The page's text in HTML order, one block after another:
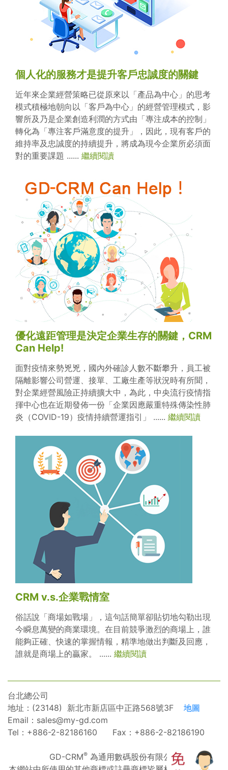
個人化的服務才是提升客戶忠誠度的關鍵
近年來企業經營策略已從原來以「產品為中心」的思考
模式積極地朝向以「客戶為中心」的經營管理模式，影
響所及乃是企業創造利潤的方式由「專注成本的控制」
轉化為「專注客戶滿意度的提升」，因此，現有客戶的
維持率及忠誠度的持續提升，將成為現今企業所必須面
對的重要課題 ...... 繼續閱讀
優化遠距管理是決定企業生存的關鍵，CRM
Can Help!
面對疫情來勢兇兇，國內外確診人數不斷攀升，員工被
隔離影響公司營運、接單、工廠生產等狀況時有所聞，
對企業經營風險正持續擴大中，為此，中央流行疫情指
揮中心也在近期發佈一份「企業因應嚴重特殊傳染性肺
炎（COVID-19）疫情持續營運指引」 ...... 繼續閱讀
CRM v.s.企業戰情室
俗話說「商場如戰場」，這句話簡單卻貼切地勾勒出現
今瞬息萬變的商業環境。在目前競爭激烈的商場上，誰
能夠正確、快速的掌握情報，精準地做出判斷及回應，
誰就是商場上的贏家。 ...... 繼續閱讀
台北總公司
地址：(23148) 新北市新店區中正路568號3F 地圖
Email： sales@my-gd.com
Tel：+886-2-82186160 Fax：+886-2-82186190
GD-CRM® 為通用數碼股份有限公司之註冊商標